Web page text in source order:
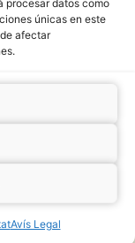
procesar datos como
únicas en este
afectar
Avís Legal
Nimia Comunicació